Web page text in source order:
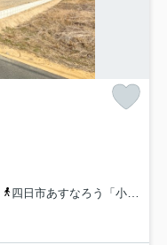
四日市あすなろう「小古曽」駅 徒歩14分